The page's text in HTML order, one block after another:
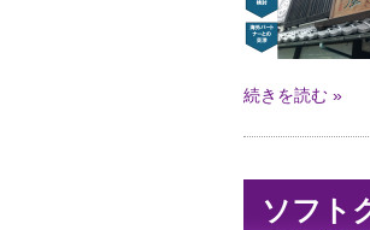
続きを読む »
ソフト